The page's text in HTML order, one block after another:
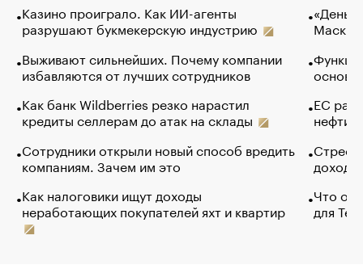
Казино проиграло. Как ИИ-агенты
разрушают букмекерскую индустрию
Выживают сильнейших. Почему компании
избавляются от лучших сотрудников
Как банк Wildberries резко нарастил
кредиты селлерам до атак на склады
Сотрудники открыли новый способ вредить
компаниям. Зачем им это
Как налоговики ищут доходы
неработающих покупателей яхт и квартир
Маск в
основ
ЕС
нефти
Что
для